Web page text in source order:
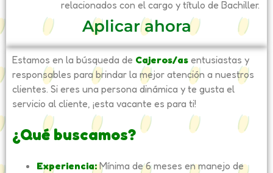
relacionados con el cargo y título de Bachiller.
Aplicar ahora
Estamos en la búsqueda de Cajeros/as entusiastas y
responsables para brindar la mejor atención a nuestros
clientes. Si eres una persona dinámica y te gusta el
servicio al cliente, ¡esta vacante es para ti!
¿Qué buscamos?
Experiencia:Mínima de 6 meses en manejo de